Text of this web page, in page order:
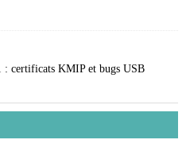
: certificats KMIP et bugs USB